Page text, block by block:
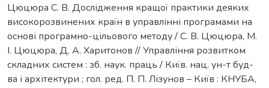
Цюцюра С. В. Дослідження кращої практики деяких
високорозвинених країн в управлінні програмами на
основі програмно-цільового методу / С. В. Цюцюра, М.
І. Цюцюра, Д. А. Харитонов // Управління розвитком
складних систем : зб. наук. праць / Київ. нац. ун-т буд-
ва і архітектури ; гол. ред. П. П. Лізунов – Київ : КНУБА,